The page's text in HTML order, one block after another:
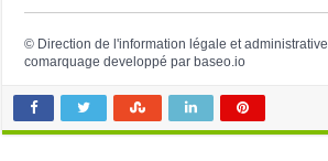
© Direction de l'information légale et administrative
comarquage developpé par baseo.io